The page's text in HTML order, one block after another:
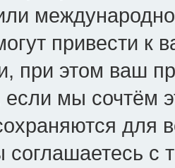
привести к
при этом ваш
если мы сочтём
для
соглашаетесь